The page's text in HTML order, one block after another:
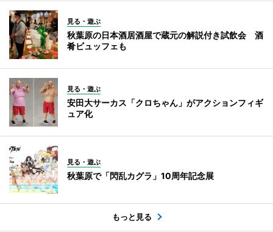
見る・遊ぶ
秋葉原の日本酒居酒屋で蔵元の解説付き試飲会 酒
肴ビュッフェも
見る・遊ぶ
安田大サーカス「クロちゃん」がアクションフィギ
ュア化
見る・遊ぶ
秋葉原で「閃乱カグラ」10周年記念展
もっと見る